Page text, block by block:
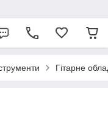
Гітарне